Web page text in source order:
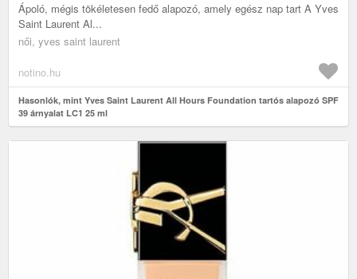
Ápoló, mégis tökéletesen fedő alapozó, amely egész nap tart A Yves
Saint Laurent Al...
női, yves saint laurent
notino.hu
Hasonlók, mint Yves Saint Laurent All Hours Foundation tartós alapozó SPF
39 árnyalat LC1 25 ml